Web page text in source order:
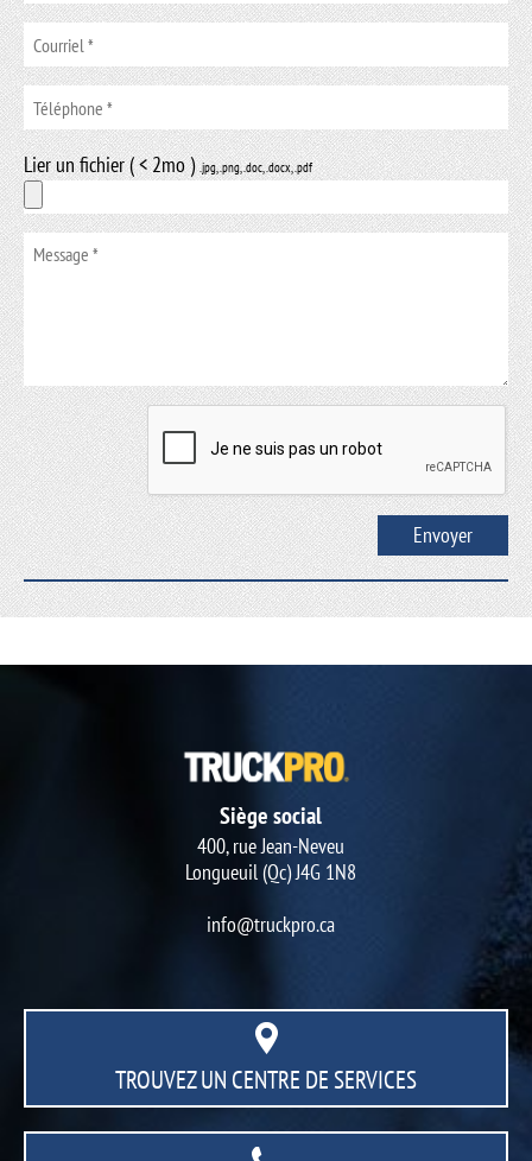
Lier un fichier ( < 2mo ).jpg, .png, .doc, .docx, .pdf
Siège social
400, rue Jean-Neveu
Longueuil (Qc) J4G 1N8
info@truckpro.ca
TROUVEZ UN CENTRE DE SERVICES